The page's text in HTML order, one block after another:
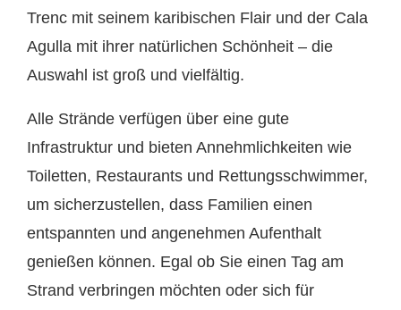
Trenc mit seinem karibischen Flair und der Cala
Agulla mit ihrer natürlichen Schönheit – die
Auswahl ist groß und vielfältig.
Alle Strände verfügen über eine gute
Infrastruktur und bieten Annehmlichkeiten wie
Toiletten, Restaurants und Rettungsschwimmer,
um sicherzustellen, dass Familien einen
entspannten und angenehmen Aufenthalt
genießen können. Egal ob Sie einen Tag am
Strand verbringen möchten oder sich für